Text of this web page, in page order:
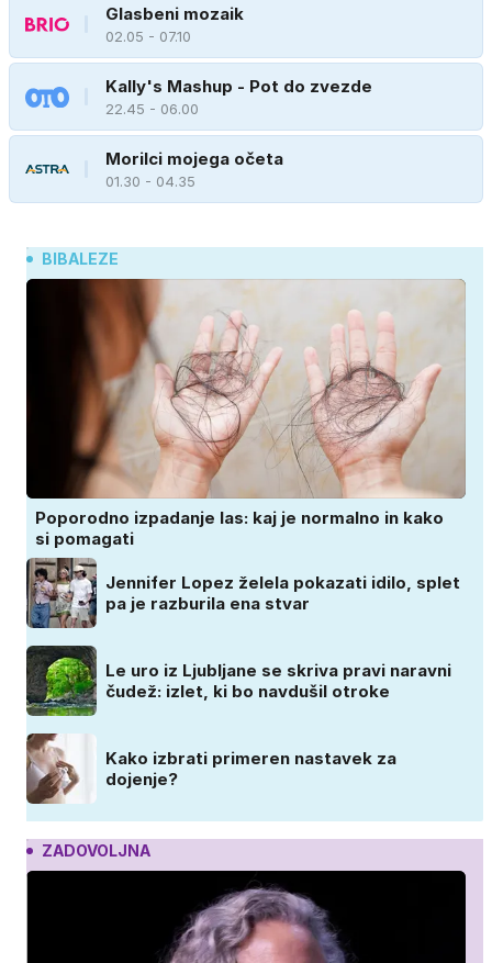
Glasbeni mozaik
02.05 - 07.10
Kally's Mashup - Pot do zvezde
22.45 - 06.00
Morilci mojega očeta
01.30 - 04.35
BIBALEZE
Poporodno izpadanje las: kaj je normalno in kako
si pomagati
Jennifer Lopez želela pokazati idilo, splet
pa je razburila ena stvar
Le uro iz Ljubljane se skriva pravi naravni
čudež: izlet, ki bo navdušil otroke
Kako izbrati primeren nastavek za
dojenje?
ZADOVOLJNA